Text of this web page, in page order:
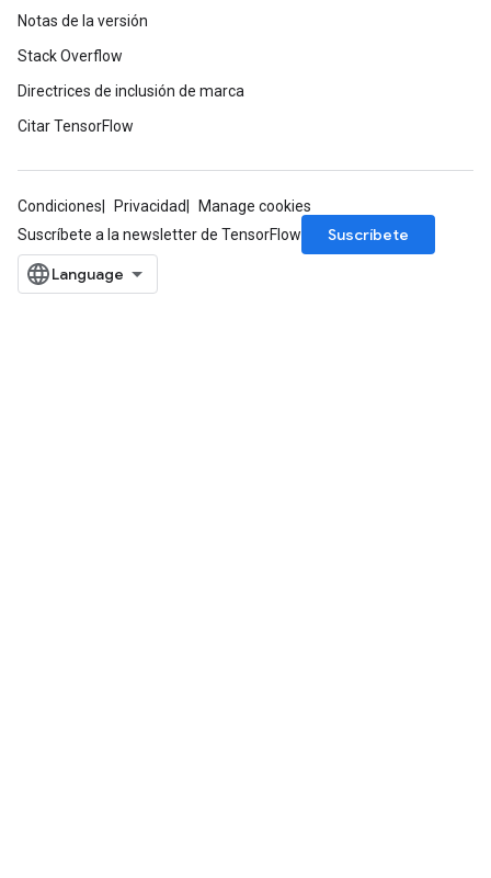
Notas de la versión
Stack Overflow
Directrices de inclusión de marca
Citar TensorFlow
Condiciones Privacidad
Manage cookies
Suscríbete a la newsletter de TensorFlow
Suscríbete